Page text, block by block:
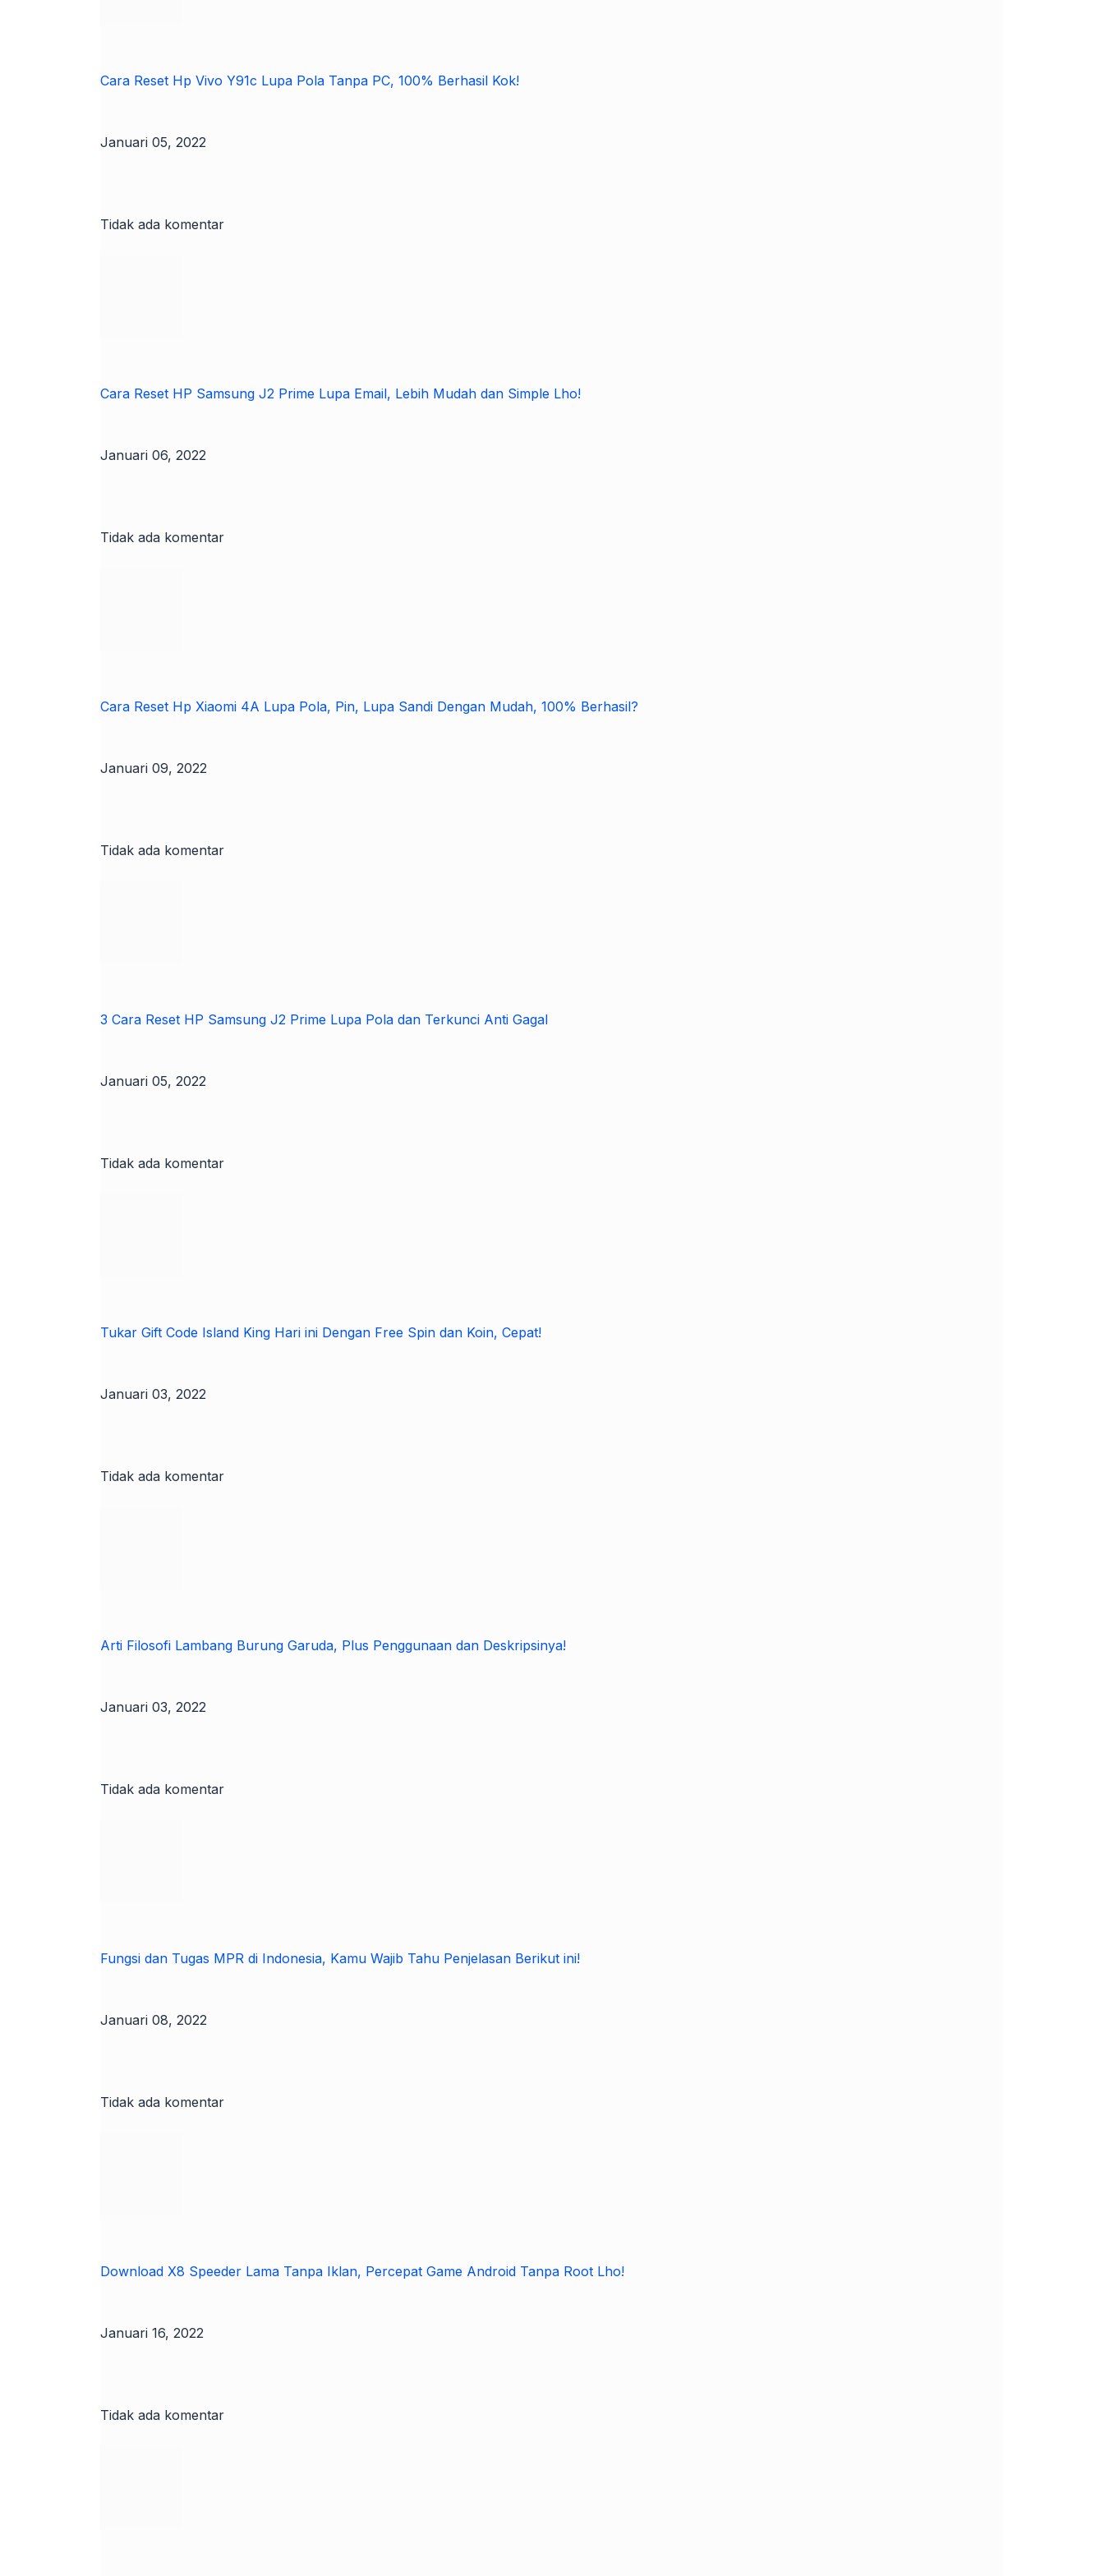
Cara Reset Hp Vivo Y91c Lupa Pola Tanpa PC, 100% Berhasil Kok!
Januari 05, 2022
Tidak ada komentar
Cara Reset HP Samsung J2 Prime Lupa Email, Lebih Mudah dan Simple Lho!
Januari 06, 2022
Tidak ada komentar
Cara Reset Hp Xiaomi 4A Lupa Pola, Pin, Lupa Sandi Dengan Mudah, 100% Berhasil?
Januari 09, 2022
Tidak ada komentar
3 Cara Reset HP Samsung J2 Prime Lupa Pola dan Terkunci Anti Gagal
Januari 05, 2022
Tidak ada komentar
Tukar Gift Code Island King Hari ini Dengan Free Spin dan Koin, Cepat!
Januari 03, 2022
Tidak ada komentar
Arti Filosofi Lambang Burung Garuda, Plus Penggunaan dan Deskripsinya!
Januari 03, 2022
Tidak ada komentar
Fungsi dan Tugas MPR di Indonesia, Kamu Wajib Tahu Penjelasan Berikut ini!
Januari 08, 2022
Tidak ada komentar
Download X8 Speeder Lama Tanpa Iklan, Percepat Game Android Tanpa Root Lho!
Januari 16, 2022
Tidak ada komentar